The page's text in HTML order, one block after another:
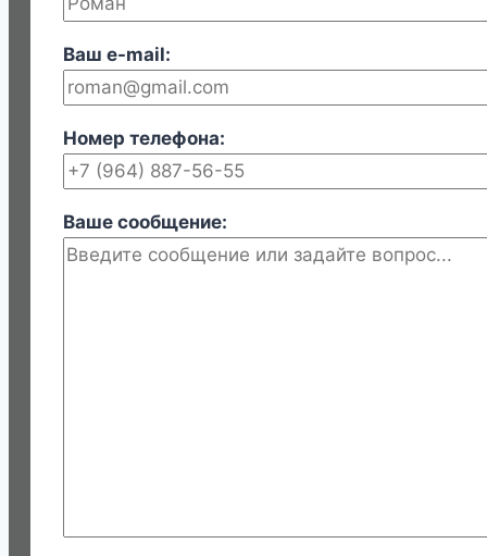
Ваш e-mail:
Номер телефона:
Ваше сообщение: